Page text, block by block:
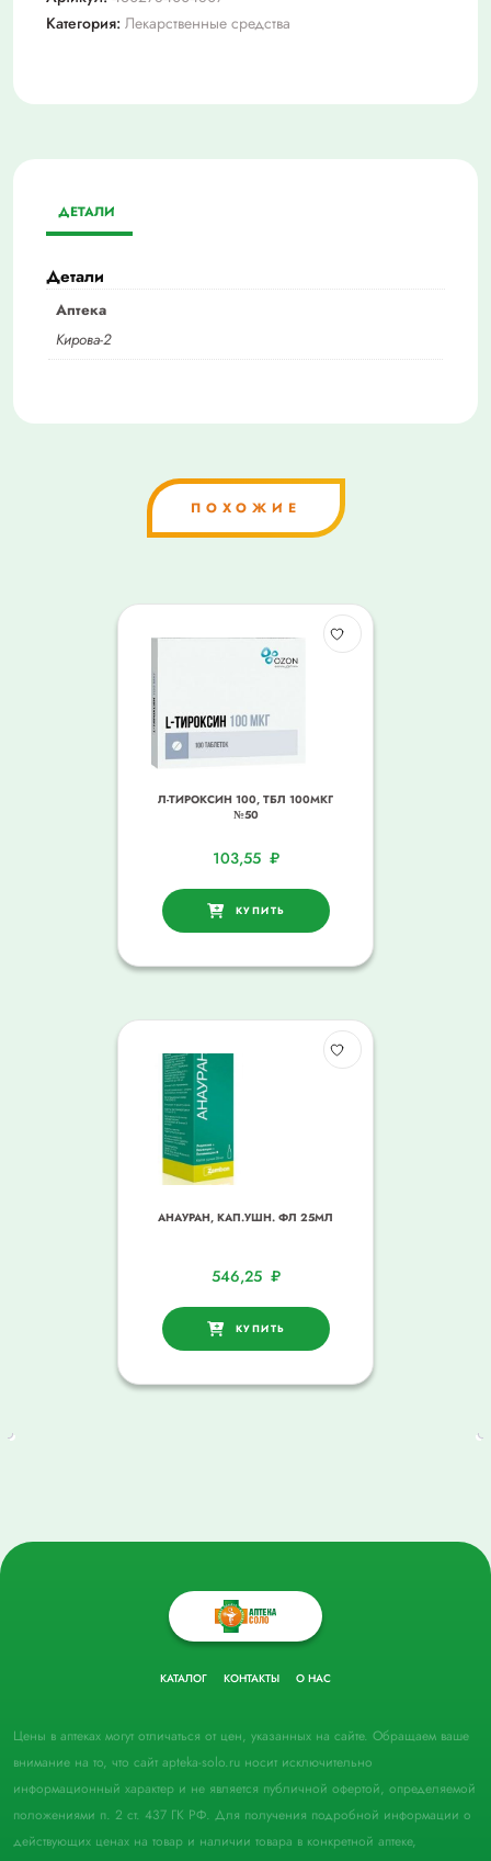
№4
Категория: Лекарственные средства
ДЕТАЛИ
Детали
Аптека
Кирова-2
ПОХОЖИЕ
Л-ТИРОКСИН 100, ТБЛ 100МКГ
№50
103,55 ₽
КУПИТЬ
АНАУРАН, КАП.УШН. ФЛ 25МЛ
546,25 ₽
КУПИТЬ
КАТАЛОГ КОНТАКТЫ О НАС
Цены в аптеках могут отличаться от цен, указанных на сайте. Обращаем ваше
внимание на то, что сайт apteka-solo.ru носит исключительно
информационный характер и не является публичной офертой, определяемой
положениями п. 2 ст. 437 ГК РФ. Для получения подробной информации о
действующих ценах на товар и наличии товара в конкретной аптеке,